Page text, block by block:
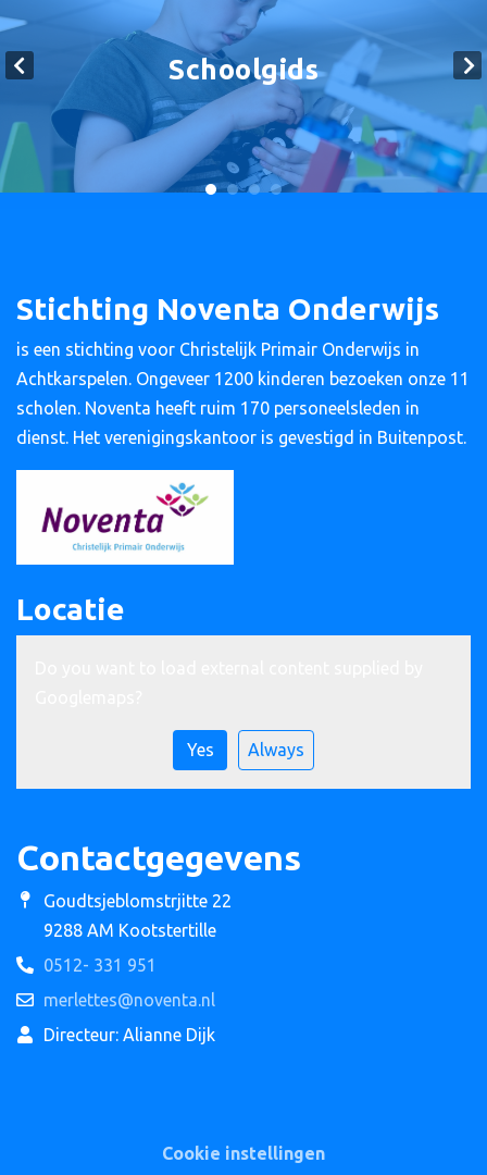
Schoolgids
Stichting Noventa Onderwijs
is een stichting voor Christelijk Primair Onderwijs in
Achtkarspelen. Ongeveer 1200 kinderen bezoeken onze 11
scholen. Noventa heeft ruim 170 personeelsleden in
dienst. Het verenigingskantoor is gevestigd in Buitenpost.
Locatie
Yes Always
Contactgegevens
Goudtsjeblomstrjitte 22
9288 AM Kootstertille
0512- 331 951
merlettes@noventa.nl
Directeur: Alianne Dijk
Cookie instellingen